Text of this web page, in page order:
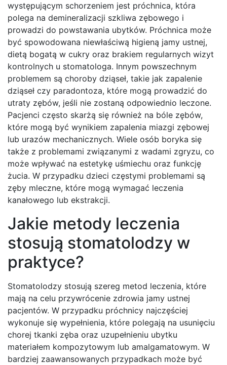
występującym schorzeniem jest próchnica, która
polega na demineralizacji szkliwa zębowego i
prowadzi do powstawania ubytków. Próchnica może
być spowodowana niewłaściwą higieną jamy ustnej,
dietą bogatą w cukry oraz brakiem regularnych wizyt
kontrolnych u stomatologa. Innym powszechnym
problemem są choroby dziąseł, takie jak zapalenie
dziąseł czy paradontoza, które mogą prowadzić do
utraty zębów, jeśli nie zostaną odpowiednio leczone.
Pacjenci często skarżą się również na bóle zębów,
które mogą być wynikiem zapalenia miazgi zębowej
lub urazów mechanicznych. Wiele osób boryka się
także z problemami związanymi z wadami zgryzu, co
może wpływać na estetykę uśmiechu oraz funkcję
żucia. W przypadku dzieci częstymi problemami są
zęby mleczne, które mogą wymagać leczenia
kanałowego lub ekstrakcji.
Jakie metody leczenia
stosują stomatolodzy w
praktyce?
Stomatolodzy stosują szereg metod leczenia, które
mają na celu przywrócenie zdrowia jamy ustnej
pacjentów. W przypadku próchnicy najczęściej
wykonuje się wypełnienia, które polegają na usunięciu
chorej tkanki zęba oraz uzupełnieniu ubytku
materiałem kompozytowym lub amalgamatowym. W
bardziej zaawansowanych przypadkach może być